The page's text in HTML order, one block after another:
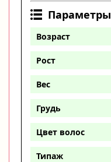
Параметры
Возраст
Рост
Вес
Грудь
Цвет волос
Типаж